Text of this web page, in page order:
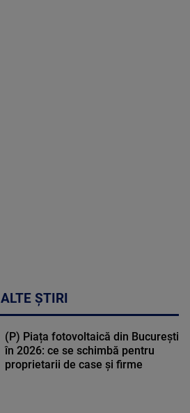
ALTE ȘTIRI
(P) Piața fotovoltaică din București
în 2026: ce se schimbă pentru
proprietarii de case și firme